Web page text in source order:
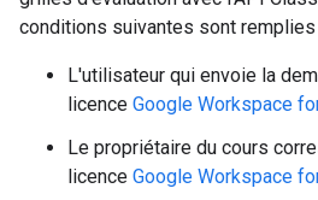
conditions suivantes sont remplies
L'utilisateur qui envoie la
licence Google Workspace
Le propriétaire du cours
licence Google Workspace